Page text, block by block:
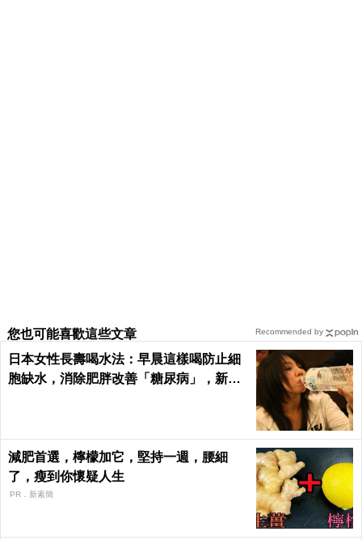
您也可能喜歡這些文章
日本女性長壽喝水法：早晨這樣喝防止細
胞缺水，消除肥胖改善「糖尿病」，新陳
減肥首選，檸檬加它，堅持一週，腰細
了，瘦到你懷疑人生
PR．新素簡
Recommended by